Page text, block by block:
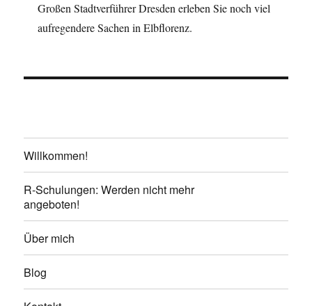
Großen Stadtverführer Dresden erleben Sie noch viel
aufregendere Sachen in Elbflorenz.
Willkommen!
R-Schulungen: Werden nicht mehr
angeboten!
Über mich
Blog